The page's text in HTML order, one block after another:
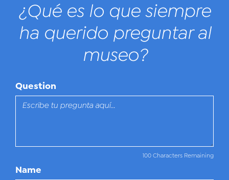
¿Qué es lo que siempre
ha querido preguntar al
museo?
Question
100 Characters Remaining
Name